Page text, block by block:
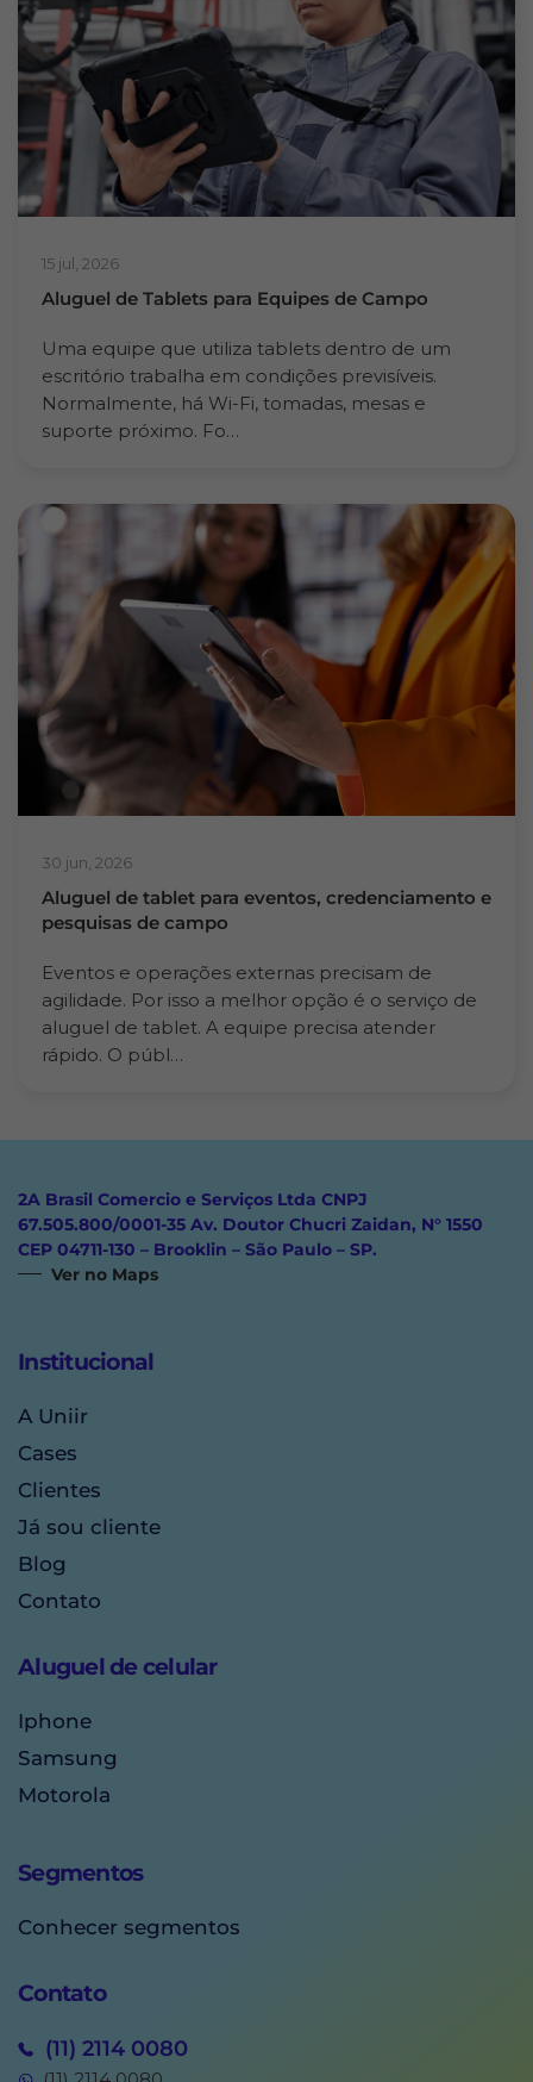
15 jul, 2026
Aluguel de Tablets para Equipes de Campo
Uma equipe que utiliza tablets dentro de um
escritório trabalha em condições previsíveis.
Normalmente, há Wi-Fi, tomadas, mesas e
suporte próximo. Fo…
30 jun, 2026
Aluguel de tablet para eventos, credenciamento e
pesquisas de campo
Eventos e operações externas precisam de
agilidade. Por isso a melhor opção é o serviço de
aluguel de tablet. A equipe precisa atender
rápido. O públ…
2A Brasil Comercio e Serviços Ltda CNPJ
67.505.800/0001-35 Av. Doutor Chucri Zaidan, N° 1550
CEP 04711-130 – Brooklin – São Paulo – SP.
Ver no Maps
Institucional
A Uniir
Cases
Clientes
Já sou cliente
Blog
Contato
Aluguel de celular
Iphone
Samsung
Motorola
Segmentos
Conhecer segmentos
Contato
(11) 2114 0080